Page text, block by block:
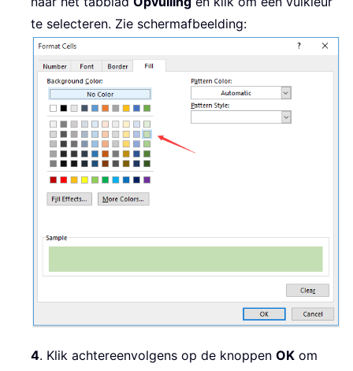
te selecteren. Zie schermafbeelding:
4. Klik achtereenvolgens op de knoppen OK om